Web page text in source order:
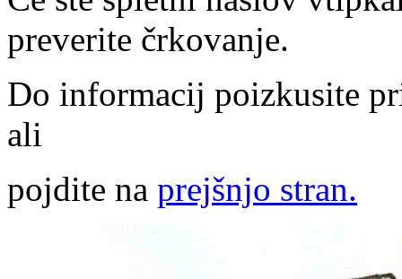
preverite črkovanje.
Do informacij poizkusite
ali
pojdite na prejšnjo stran.